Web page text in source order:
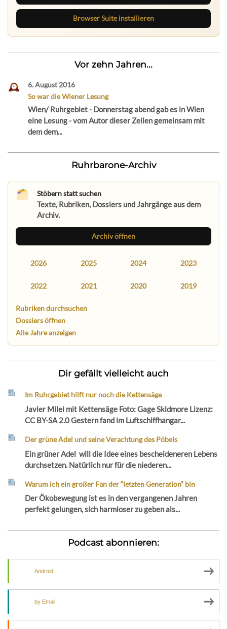
Browser Suite installieren
Vor zehn Jahren...
6. August 2016
So war die Wiener Lesung
Wien/ Ruhrgebiet - Donnerstag abend gab es in Wien
eine Lesung - vom Autor dieser Zeilen gemeinsam mit
dem dem...
Ruhrbarone-Archiv
Stöbern statt suchen
Texte, Rubriken, Dossiers und Jahrgänge aus dem
Archiv.
Archiv öffnen
2026 2025 2024 2023
2022 2021 2020 2019
Rubriken durchsuchen
Dossiers öffnen
Alle Jahre anzeigen
Dir gefällt vielleicht auch
Im Ruhrgebiet hilft nur noch die Kettensäge
Javier Milei mit Kettensäge Foto: Gage Skidmore Lizenz:
CC BY-SA 2.0 Gestern fand im Luftschiffhangar...
Der grüne Adel und seine Verachtung des Pöbels
Ein grüner Adel will die Idee eines bescheideneren Lebens
durchsetzen. Natürlich nur für die niederen...
Warum ich ein großer Fan der “letzten Generation” bin
Der Ökobewegung ist es in den vergangenen Jahren
perfekt gelungen, sich harmloser zu geben als...
Podcast abonnieren:
Android
by Email